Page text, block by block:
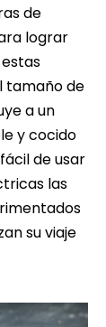
de
lograr
tamaño de
a un
y cocido
de usar
las
su viaje